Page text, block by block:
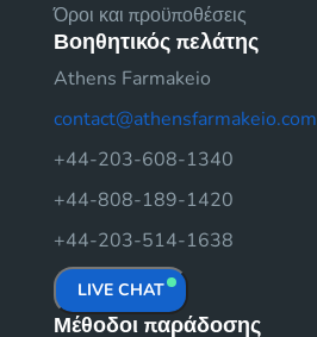
Όροι και προϋποθέσεις
Βοηθητικός πελάτης
Athens Farmakeio
contact@athensfarmakeio.com
+44-203-608-1340
+44-808-189-1420
+44-203-514-1638
LIVE CHAT
Μέθοδοι παράδοσης